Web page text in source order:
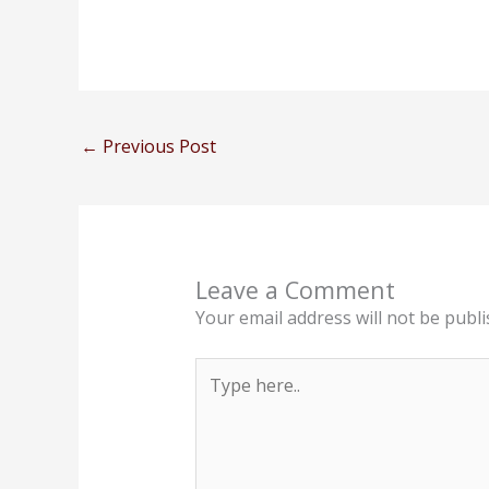
← Previous Post
Leave a Comment
Your email address will not be
here..